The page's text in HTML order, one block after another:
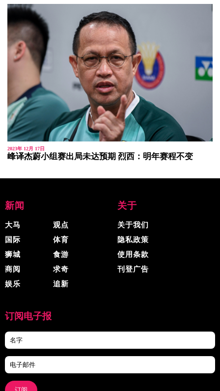
2023年 12月 17日
峰译杰蔚小组赛出局未达预期 烈西：明年赛程不变
新闻
大马
国际
狮城
商阅
娱乐
观点
体育
食游
求奇
追新
关于
关于我们
隐私政策
使用条款
刊登广告
订阅电子报